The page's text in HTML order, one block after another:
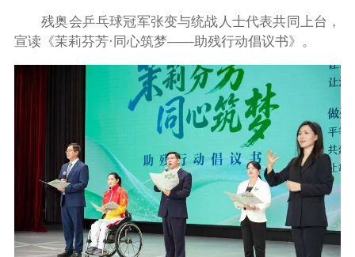
残奥会乒乓球冠军张变与统战人士代表共同上台，
宣读《茉莉芬芳·同心筑梦——助残行动倡议书》。